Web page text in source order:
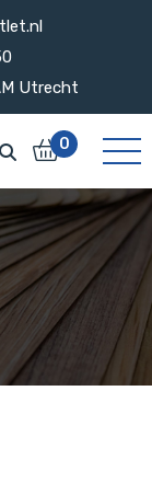
Utrecht
0